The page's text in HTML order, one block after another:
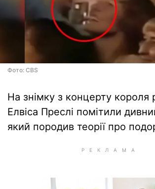
Фото: CBS
На знімку з концерту короля
Елвіса Преслі помітили
який породив теорії про